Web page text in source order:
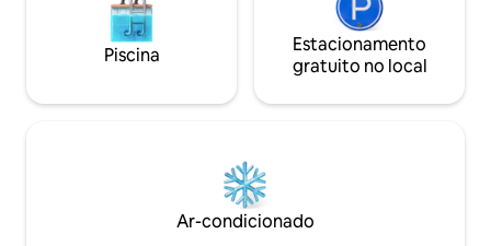
Piscina
Estacionamento
gratuito no local
Ar-condicionado